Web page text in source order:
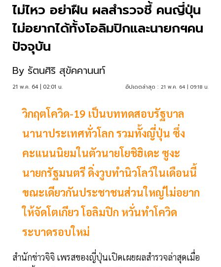
ไม่ไหว อย่าฝืน ผลสำรวจชี้ คนญี่ปุ่น
ไม่อยากได้ทั้งโอลิมปิกและนายกฯคน
ปัจจุบัน
By รัตนศิริ สุขัคคานนท์
21 พ.ค. 64 | 02:01 น. อัปเดตล่าสุด : 21 พ.ค. 64 | 09:18 น.
วิกฤตโควิด-19 เป็นบททดสอบรัฐบาล
นานาประเทศทั่วโลก รวมทั้งญี่ปุ่น ซึ่ง
คะแนนนิยมในตัวนายโยชิฮิเดะ ซูงะ
นายกรัฐมนตรี ดิ่งวูบทำนิวโลว์ในเดือนนี้
ขณะเดียวกันประชาชนส่วนใหญ่ไม่อยาก
ให้จัดโตเกียว โอลิมปิก หวั่นทำโควิด
ระบาดรอบใหม่
สำนักข่าวจิจิ เพรสของญี่ปุ่นเปิดเผยผลสำรวจล่าสุดเมื่อ